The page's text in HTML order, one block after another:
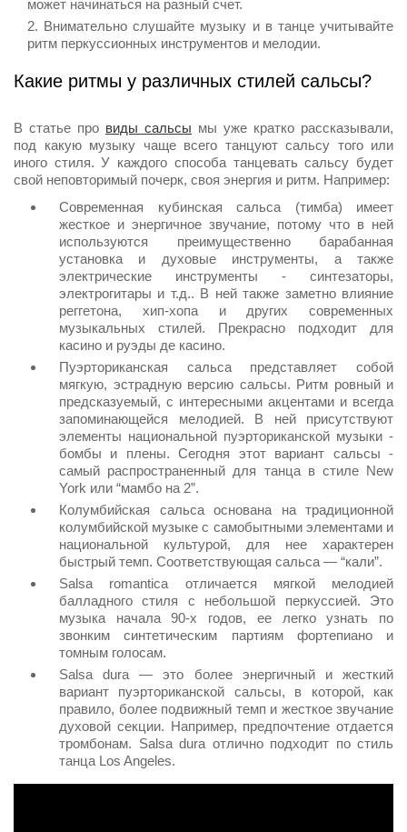
может начинаться на разный счет.
Внимательно слушайте музыку и в танце учитывайте
ритм перкуссионных инструментов и мелодии.
Какие ритмы у различных стилей сальсы?
В статье про виды сальсы мы уже кратко рассказывали,
под какую музыку чаще всего танцуют сальсу того или
иного стиля. У каждого способа танцевать сальсу будет
свой неповторимый почерк, своя энергия и ритм. Например:
Современная кубинская сальса (тимба) имеет
жесткое и энергичное звучание, потому что в ней
используются преимущественно барабанная
установка и духовые инструменты, а также
электрические инструменты - синтезаторы,
электрогитары и т.д.. В ней также заметно влияние
реггетона, хип-хопа и других современных
музыкальных стилей. Прекрасно подходит для
касино и руэды де касино.
Пуэрториканская сальсапредставляет собой
мягкую, эстрадную версию сальсы. Ритм ровный и
предсказуемый, с интересными акцентами и всегда
запоминающейся мелодией. В ней присутствуют
элементы национальной пуэрториканской музыки -
бомбы и плены. Сегодня этот вариант сальсы -
самый распространенный для танца в стиле New
York или “мамбо на 2”.
Колумбийская сальсаоснована на традиционной
колумбийской музыке с самобытными элементами и
национальной культурой, для нее характерен
быстрый темп. Соответствующая сальса — “кали”.
Salsa romantica отличается мягкой мелодией
балладного стиля с небольшой перкуссией. Это
музыка начала 90-х годов, ее легко узнать по
звонким синтетическим партиям фортепиано и
томным голосам.
Salsa dura — это более энергичный и жесткий
вариант пуэрториканской сальсы, в которой, как
правило, более подвижный темп и жесткое звучание
духовой секции. Например, предпочтение отдается
тромбонам. Salsa dura отлично подходит по стиль
танца Los Angeles.